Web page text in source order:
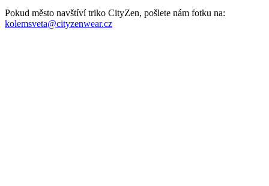
Pokud město navštíví triko CityZen, pošlete nám fotku na:
kolemsveta@cityzenwear.cz